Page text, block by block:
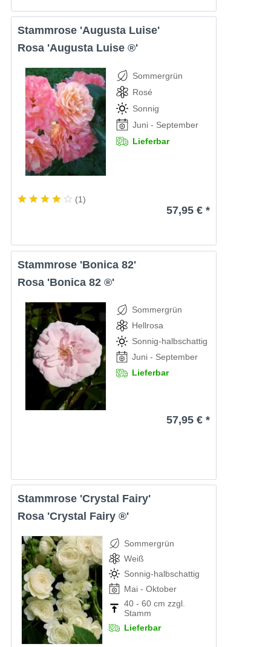
Stammrose 'Augusta Luise'
Rosa 'Augusta Luise ®'
Sommergrün
Rosé
Sonnig
Juni - September
Lieferbar
(1)
57,95 € *
Stammrose 'Bonica 82'
Rosa 'Bonica 82 ®'
Sommergrün
Hellrosa
Sonnig-halbschattig
Juni - September
Lieferbar
57,95 € *
Stammrose 'Crystal Fairy'
Rosa 'Crystal Fairy ®'
Sommergrün
Weiß
Sonnig-halbschattig
Mai - Oktober
40 - 60 cm zzgl.
Stamm
Lieferbar